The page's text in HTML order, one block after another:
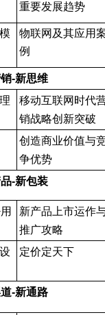
重要发展趋势
物联网及其应用
例
-新思维
移动互联网时代
销战略创新突破
创造商业价值与
争优势
-新包装
新产品上市运作
推广攻略
定价定天下
-新通路